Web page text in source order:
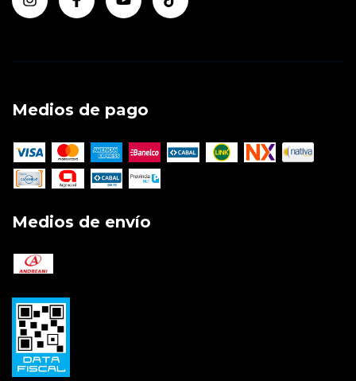
Medios de pago
Medios de envío